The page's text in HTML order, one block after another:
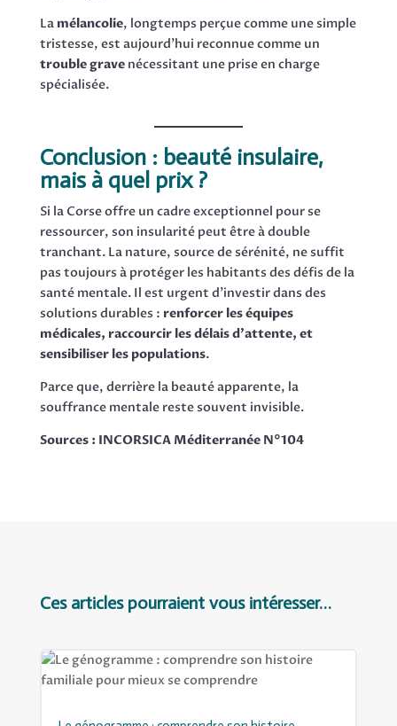
La mélancolie, longtemps perçue comme une simple
tristesse, est aujourd’hui reconnue comme un
trouble gravenécessitant une prise en charge
spécialisée.
Conclusion : beauté insulaire,
mais à quel prix ?
Si la Corse offre un cadre exceptionnel pour se
ressourcer, son insularité peut être à double
tranchant. La nature, source de sérénité, ne suffit
pas toujours à protéger les habitants des défis de la
santé mentale. Il est urgent d’investir dans des
solutions durables : renforcer les équipes
médicales, raccourcir les délais d’attente, et
sensibiliser les populations.
Parce que, derrière la beauté apparente, la
souffrance mentale reste souvent invisible.
Sources : INCORSICA Méditerranée N°104
Ces articles pourraient vous intéresser…